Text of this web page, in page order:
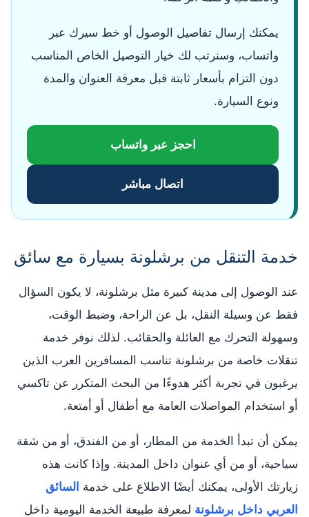
يمكنك إرسال تفاصيل الوصول أو خط سيرك عبر
واتساب، وسنرتب لك خيار التوصيل الخاص المناسب
دون التزام بأسعار ثابتة قبل معرفة العنوان والمدة
ونوع السيارة.
احجز عبر واتساب
اتصال مباشر
خدمة التنقل من برشلونة بسيارة مع سائق
عند الوصول إلى مدينة كبيرة مثل برشلونة، لا يكون السؤال
فقط عن وسيلة النقل، بل عن الراحة، وضبط الوقت،
وسهولة التحرك مع العائلة والحقائب. لذلك نوفر خدمة
تنقلات خاصة من برشلونة تناسب المسافرين العرب الذين
يرغبون في تجربة أكثر هدوءًا من البحث المتكرر عن تاكسي
أو استخدام المواصلات العامة مع أطفال أو أمتعة.
يمكن أن تبدأ الخدمة من المطار، أو من الفندق، أو من شقة
سياحية، أو من أي عنوان داخل المدينة. وإذا كانت هذه
زيارتك الأولى، يمكنك أيضًا الاطلاع على خدمة السائق
العربي داخل برشلونة لمعرفة طبيعة الخدمة اليومية داخل